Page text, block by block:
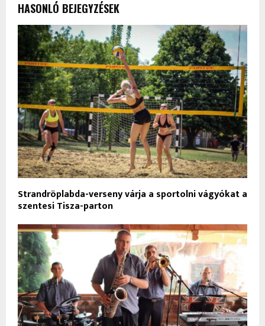
HASONLÓ BEJEGYZÉSEK
Strandröplabda-verseny várja a sportolni vágyókat a
szentesi Tisza-parton